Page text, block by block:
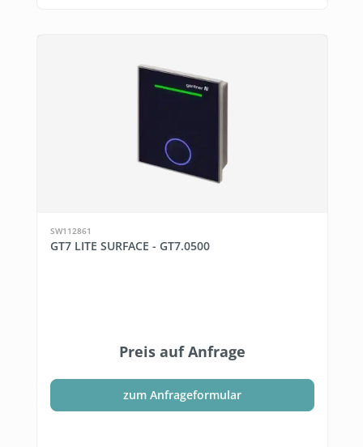
SW112861
GT7 LITE SURFACE - GT7.0500
Preis auf Anfrage
zum Anfrageformular